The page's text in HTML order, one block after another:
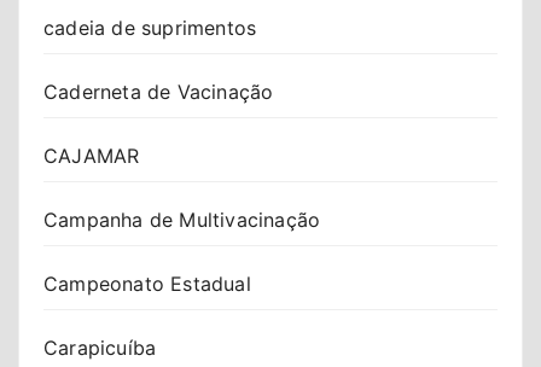
cadeia de suprimentos
Caderneta de Vacinação
CAJAMAR
Campanha de Multivacinação
Campeonato Estadual
Carapicuíba